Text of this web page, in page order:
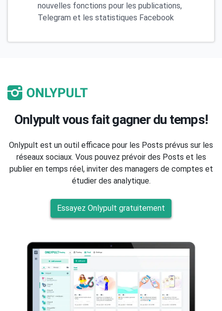
nouvelles fonctions pour les publications,
Telegram et les statistiques Facebook
Onlypult vous fait gagner du temps!
Onlypult est un outil efficace pour les Posts prévus sur les
réseaux sociaux. Vous pouvez prévoir des Posts et les
publier en temps réel, inviter des managers de comptes et
étudier des analytique.
Essayez Onlypult gratuitement